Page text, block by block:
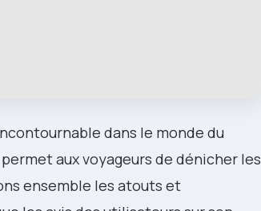
dans le monde du
aux voyageurs de dénicher les
ensemble les atouts et